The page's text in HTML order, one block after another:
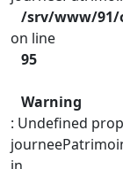
/srv/www/91/
on line
95
Warning
: Undefined